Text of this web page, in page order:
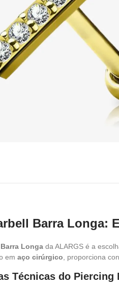
Barra Longa:
Longa da ALARGS é a
em aço cirúrgico , proporciona
Técnicas do Piercing